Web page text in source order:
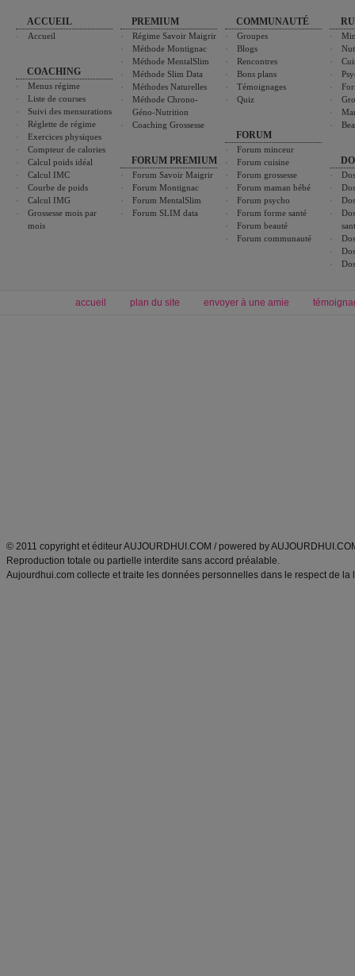
ACCUEIL
Accueil
COACHING
Menus régime
Liste de courses
Suivi des mensurations
Réglette de régime
Exercices physiques
Compteur de calories
Calcul poids idéal
Calcul IMC
Courbe de poids
Calcul IMG
Grossesse mois par
mois
PREMIUM
Régime Savoir Maigrir
Méthode Montignac
Méthode MentalSlim
Méthode Slim Data
Méthodes Naturelles
Méthode Chrono-
Géno-Nutrition
Coaching Grossesse
FORUM PREMIUM
Forum Savoir Maigrir
Forum Montignac
Forum MentalSlim
Forum SLIM data
COMMUNAUTÉ
Groupes
Blogs
Rencontres
Bons plans
Témoignages
Quiz
FORUM
Forum minceur
Forum cuisine
Forum grossesse
Forum maman bébé
Forum psycho
Forum forme santé
Forum beauté
Forum communauté
accueil plan du site envoyer à une amie
© 2011 copyright et éditeur AUJOURDHUI.COM / powered by
Reproduction totale ou partielle interdite sans accord préalable.
Aujourdhui.com collecte et traite les données personnelles dans le respect de